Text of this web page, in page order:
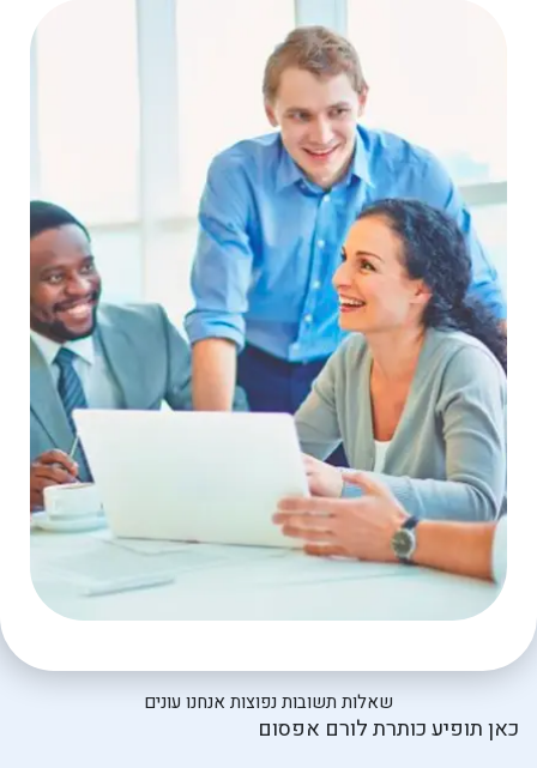
שאלות תשובות נפוצות אנחנו עונים
כאן תופיע כותרת לורם אפסום